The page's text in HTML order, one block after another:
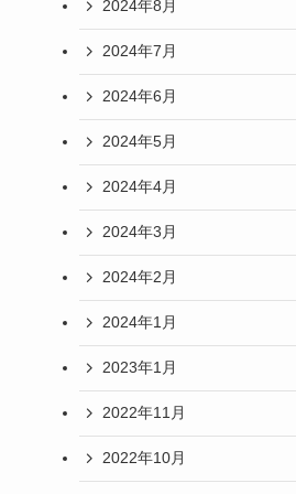
2024年8月
2024年7月
2024年6月
2024年5月
2024年4月
2024年3月
2024年2月
2024年1月
2023年1月
2022年11月
2022年10月